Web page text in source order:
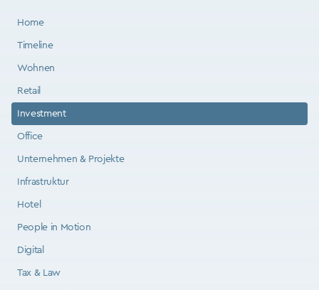
Home
Timeline
Wohnen
Retail
Investment
Office
Unternehmen & Projekte
Infrastruktur
Hotel
People in Motion
Digital
Tax & Law